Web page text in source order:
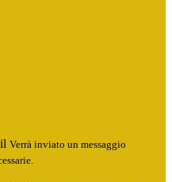
Verrà inviato un messaggio